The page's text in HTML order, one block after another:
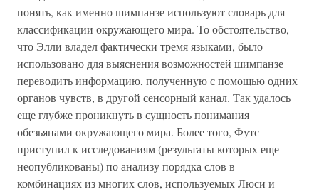
понять, как именно шимпанзе используют словарь для
классификации окружающего мира. То обстоятельство,
что Элли владел фактически тремя языками, было
использовано для выяснения возможностей шимпанзе
переводить информацию, полученную с помощью одних
органов чувств, в другой сенсорный канал. Так удалось
еще глубже проникнуть в сущность понимания
обезьянами окружающего мира. Более того, Футс
приступил к исследованиям (результаты которых еще
неопубликованы) по анализу порядка слов в
комбинациях из многих слов, используемых Люси и